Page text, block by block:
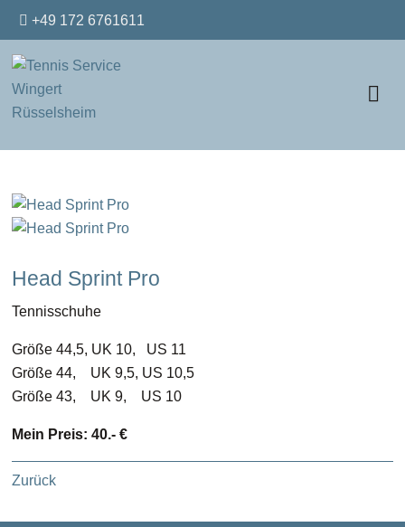
+49 172 6761611
Head Sprint Pro
Tennisschuhe
Größe 44,5, UK 10, US 11
Größe 44, UK 9,5, US 10,5
Größe 43, UK 9, US 10
Mein Preis: 40.- €
Zurück